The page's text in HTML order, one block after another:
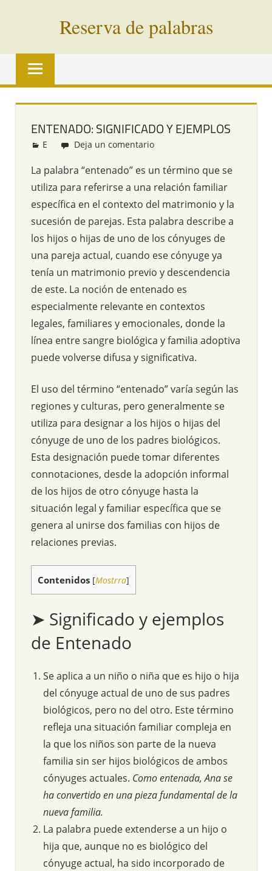
Reserva de palabras
Palabras
vías
todo
mundo
ENTENADO: SIGNIFICADO Y EJEMPLOS
Redacción
E Deja un comentario
La palabra “entenado” es un término que se
utiliza para referirse a una relación familiar
específica en el contexto del matrimonio y la
sucesión de parejas. Esta palabra describe a
los hijos o hijas de uno de los cónyuges de
una pareja actual, cuando ese cónyuge ya
tenía un matrimonio previo y descendencia
de este. La noción de entenado es
especialmente relevante en contextos
legales, familiares y emocionales, donde la
línea entre sangre biológica y familia adoptiva
puede volverse difusa y significativa.
El uso del término “entenado” varía según las
regiones y culturas, pero generalmente se
utiliza para designar a los hijos o hijas del
cónyuge de uno de los padres biológicos.
Esta designación puede tomar diferentes
connotaciones, desde la adopción informal
de los hijos de otro cónyuge hasta la
situación legal y familiar específica que se
genera al unirse dos familias con hijos de
relaciones previas.
Contenidos [Mostrra]
➤ Significado y ejemplos
de Entenado
Se aplica a un niño o niña que es hijo o hija
del cónyuge actual de uno de sus padres
biológicos, pero no del otro. Este término
refleja una situación familiar compleja en
la que los niños son parte de la nueva
familia sin ser hijos biológicos de ambos
cónyuges actuales. Como entenada, Ana se
ha convertido en una pieza fundamental de la
nueva familia.
La palabra puede extenderse a un hijo o
hija que, aunque no es biológico del
cónyuge actual, ha sido incorporado de